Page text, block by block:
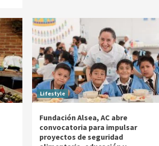
Lifestyle
Fundación Alsea, AC abre
convocatoria para impulsar
proyectos de seguridad